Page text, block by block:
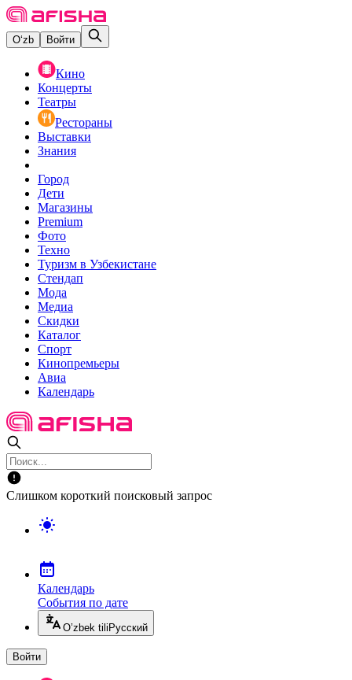
O‘zb Войти
Кино
Концерты
Театры
Рестораны
Выставки
Знания
Город
Дети
Магазины
Premium
Фото
Техно
Туризм в Узбекистане
Стендап
Мода
Медиа
Скидки
Каталог
Спорт
Кинопремьеры
Авиа
Календарь
Слишком короткий поисковый запрос
Календарь
События по дате
O’zbek tili Русский
Войти